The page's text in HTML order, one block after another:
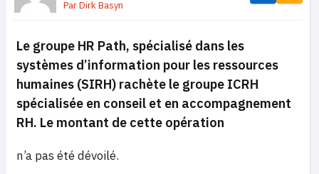
ParDirk Basyn
Le groupe HR Path, spécialisé dans les
systèmes d’information pour les ressources
humaines (SIRH) rachète le groupe ICRH
spécialisée en conseil et en accompagnement
RH. Le montant de cette opération
n’a pas été dévoilé.